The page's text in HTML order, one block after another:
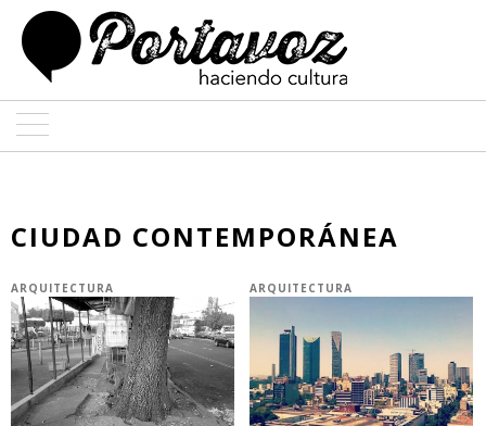
ARQUITECTURA
ENTREVISTAS
COLABORADORES
CIUDAD CONTEMPORÁNEA
ARQUITECTURA ARQUITECTURA